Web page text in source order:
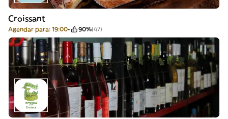
Croissant
Agendar para: 19:00 90%(47)